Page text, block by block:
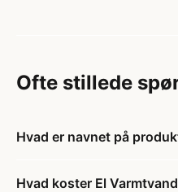
Ofte stillede
Hvad er navnet på
Hvad koster El